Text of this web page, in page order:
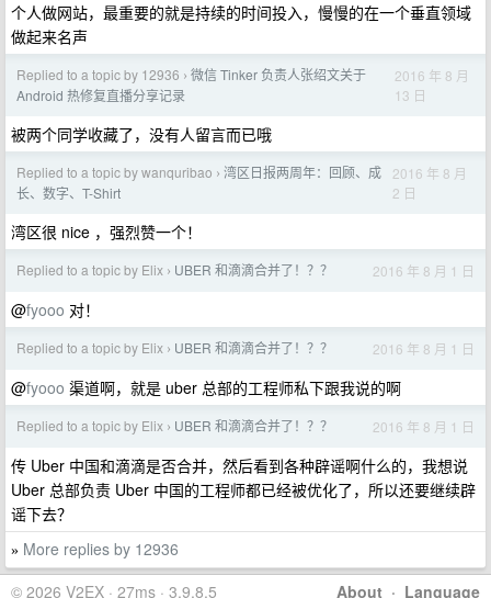
个人做网站，最重要的就是持续的时间投入，慢慢的在一个垂直领域
做起来名声
Replied to a topic by 12936 › 微信 Tinker 负责人张绍文关于
Android 热修复直播分享记录
2016 年 8 月
13 日
被两个同学收藏了，没有人留言而已哦
Replied to a topic by wanquribao › 湾区日报两周年：回顾、成
长、数字、T-Shirt
2016 年 8 月
2 日
湾区很 nice ，强烈赞一个！
Replied to a topic by Elix › UBER 和滴滴合并了！？？ 2016 年 8 月 1 日
@fyooo 对！
Replied to a topic by Elix › UBER 和滴滴合并了！？？ 2016 年 8 月 1 日
@fyooo 渠道啊，就是 uber 总部的工程师私下跟我说的啊
Replied to a topic by Elix › UBER 和滴滴合并了！？？ 2016 年 8 月 1 日
传 Uber 中国和滴滴是否合并，然后看到各种辟谣啊什么的，我想说
Uber 总部负责 Uber 中国的工程师都已经被优化了，所以还要继续辟
谣下去？
» More replies by 12936
About · Language
© 2026 V2EX · 27ms · 3.9.8.5